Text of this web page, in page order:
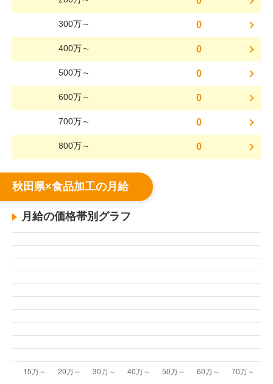
300万～ 0
400万～ 0
500万～ 0
600万～ 0
700万～ 0
800万～ 0
秋田県×食品加工の月給
月給の価格帯別グラフ